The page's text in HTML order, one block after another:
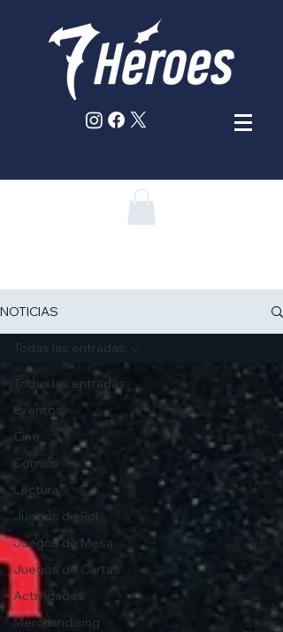
NOTICIAS
Todas las entradas
Eventos
Cine
Comics
Lectura
Juegos de Rol
Juegos de Mesa
Juegos de Cartas
Actividades
Merchandising
Todas las entradas